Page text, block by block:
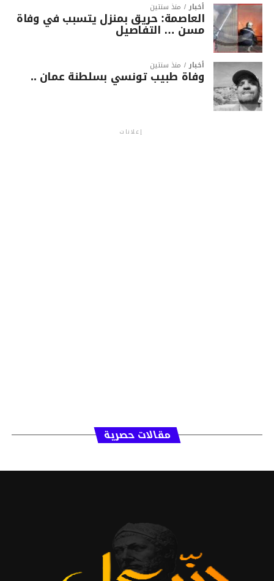
أخبار منذ سنتين
العاصمة: حريق بمنزل يتسبب في وفاة
مسن … التفاصيل
أخبار منذ سنتين
وفاة طبيب تونسي بسلطنة عمان ..
إعلانات
مقالات حصرية